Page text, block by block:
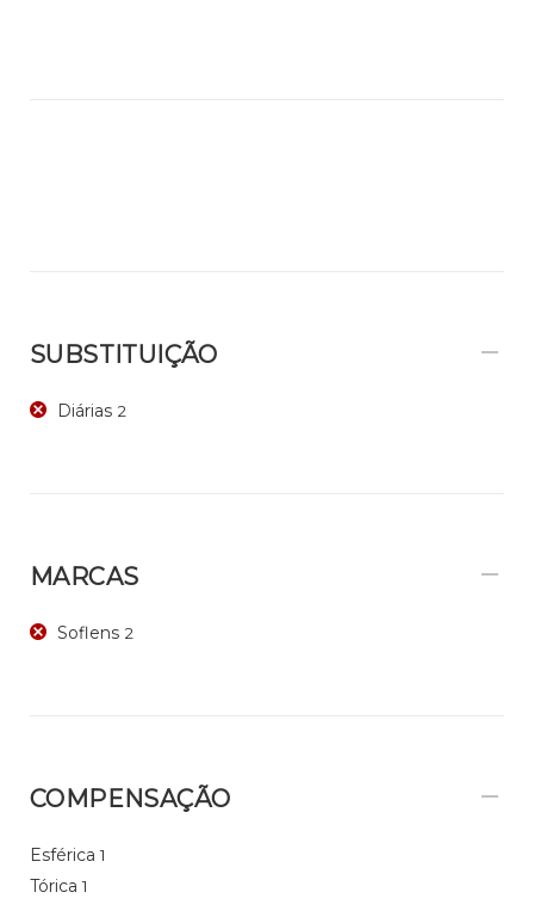
SUBSTITUIÇÃO
Diárias 2
MARCAS
Soflens 2
COMPENSAÇÃO
Esférica 1
Tórica 1